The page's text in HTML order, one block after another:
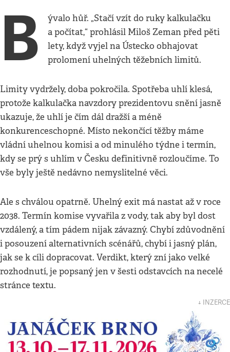
B
ývalo hůř. „Stačí vzít do ruky kalkulačku
a počítat,“ prohlásil Miloš Zeman před pěti
lety, když vyjel na Ústecko obhajovat
prolomení uhelných těžebních limitů.
Limity vydržely, doba pokročila. Spotřeba uhlí klesá,
protože kalkulačka navzdory prezidentovu snění jasně
ukazuje, že uhlí je čím dál dražší a méně
konkurenceschopné. Místo nekončící těžby máme
vládní uhelnou komisi a od minulého týdne i termín,
kdy se prý s uhlím v Česku definitivně rozloučíme. To
vše byly ještě nedávno nemyslitelné věci.
Ale s chválou opatrně. Uhelný exit má nastat až v roce
2038. Termín komise vyvařila z vody, tak aby byl dost
vzdálený, a tím pádem nijak závazný. Chybí zdůvodnění
i posouzení alternativních scénářů, chybí i jasný plán,
jak se k cíli dopracovat. Verdikt, který zní jako velké
rozhodnutí, je popsaný jen v šesti odstavcích na necelé
stránce textu.
↓ INZERCE